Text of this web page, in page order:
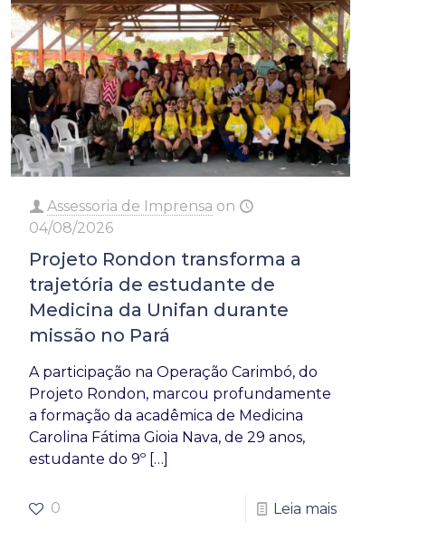
Assessoria de Imprensa on
04/08/2026
Projeto Rondon transforma a
trajetória de estudante de
Medicina da Unifan durante
missão no Pará
A participação na Operação Carimbó, do
Projeto Rondon, marcou profundamente
a formação da acadêmica de Medicina
Carolina Fátima Gioia Nava, de 29 anos,
estudante do 9º […]
0 Leia mais